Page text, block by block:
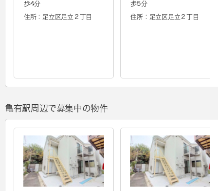
歩4分
住所：足立区足立２丁目
歩5分
住所：足立区足立２丁目
亀有駅周辺で募集中の物件